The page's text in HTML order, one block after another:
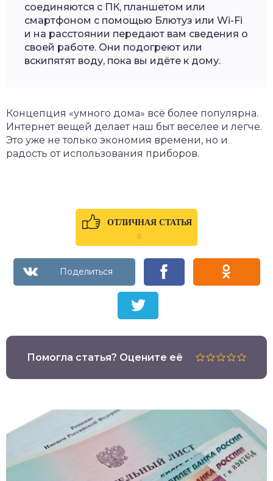
соединяются с ПК, планшетом или
смартфоном с помощью Блютуз или Wi-Fi
и на расстоянии передают вам сведения о
своей работе. Они подогреют или
вскипятят воду, пока вы идёте к дому.
Концепция «умного дома» всё более популярна.
Интернет вещей делает наш быт веселее и легче.
Это уже не только экономия времени, но и
радость от использования приборов.
ОТЛИЧНАЯ СТАТЬЯ
0
Помогла статья? Оцените её